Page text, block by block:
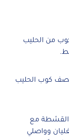
سخّني القشطة من بوك و2.5 كوب من الحليب
كوب الحليب
القشطة مع
وواصلي